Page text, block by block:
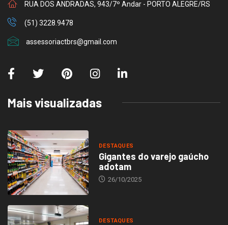
RUA DOS ANDRADAS, 943/7º Andar - PORTO ALEGRE/RS
(51) 3228.9478
assessoriactbrs@gmail.com
Mais visualizadas
DESTAQUES
Gigantes do varejo gaúcho
adotam
26/10/2025
DESTAQUES